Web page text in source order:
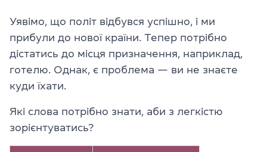
Уявімо, що політ відбувся успішно, і ми
прибули до нової країни. Тепер потрібно
дістатись до місця призначення, наприклад,
готелю. Однак, є проблема — ви не знаєте
куди їхати.
Які слова потрібно знати, аби з легкістю
зорієнтуватись?